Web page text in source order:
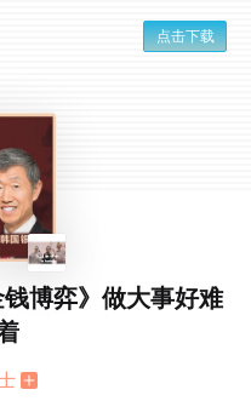
点击下载
博弈》做大事好难